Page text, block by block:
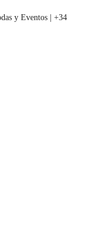
y Eventos | +34